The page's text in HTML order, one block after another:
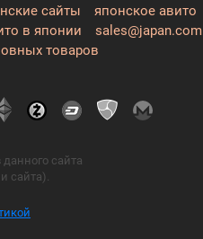
сайты
японское авито
в японии
sales@japan.com
товаров
сайта
сайта).